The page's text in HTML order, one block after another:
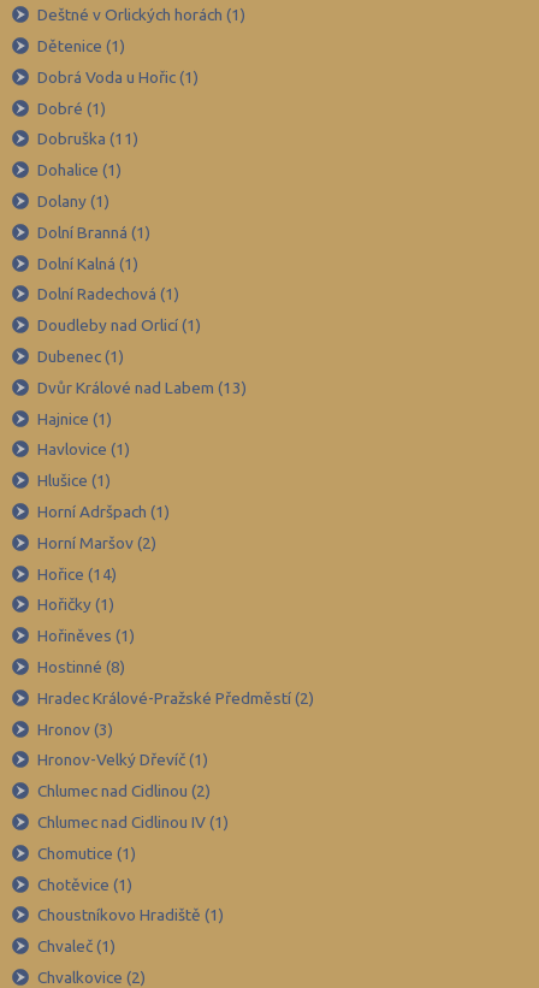
Kroměříž (96)
Kutná Hora (66)
Liberec (138)
Litoměřice (104)
Mělník (80)
Mladá Boleslav (96)
Most (73)
Náchod (98)
Nymburk (89)
Olomouc (205)
Opava (135)
Ostrava-město (221)
Pelhřimov (62)
Písek (57)
Plzeň-jih (38)
Plzeň-město (141)
Praha hlavní město (1004)
Praha-východ (108)
Praha-západ (81)
Prachatice (44)
Deštné v Orlických horách (1)
Dětenice (1)
Dobrá Voda u Hořic (1)
Dobré (1)
Dobruška (11)
Dohalice (1)
Dolany (1)
Dolní Branná (1)
Dolní Kalná (1)
Dolní Radechová (1)
Doudleby nad Orlicí (1)
Dubenec (1)
Dvůr Králové nad Labem (13)
Hajnice (1)
Havlovice (1)
Hlušice (1)
Horní Adršpach (1)
Horní Maršov (2)
Hořice (14)
Hořičky (1)
Hořiněves (1)
Hostinné (8)
Hradec Králové-Pražské Předměstí (2)
Hronov (3)
Hronov-Velký Dřevíč (1)
Chlumec nad Cidlinou (2)
Chlumec nad Cidlinou IV (1)
Chomutice (1)
Chotěvice (1)
Choustníkovo Hradiště (1)
Chvaleč (1)
Chvalkovice (2)